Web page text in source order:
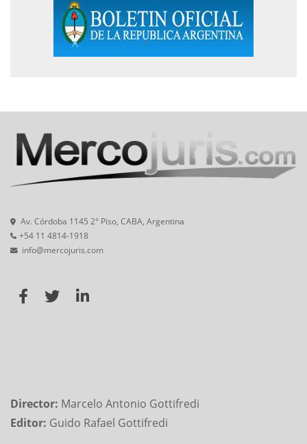
Av. Córdoba 1145 2° Piso, CABA, Argentina
+54 11 4814-1918
info@mercojuris.com
Director: Marcelo Antonio Gottifredi
Editor: Guido Rafael Gottifredi